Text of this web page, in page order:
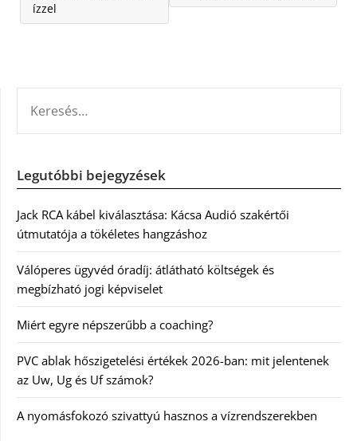
ízzel
Legutóbbi bejegyzések
Jack RCA kábel kiválasztása: Kácsa Audió szakértői
útmutatója a tökéletes hangzáshoz
Válóperes ügyvéd óradíj: átlátható költségek és
megbízható jogi képviselet
Miért egyre népszerűbb a coaching?
PVC ablak hőszigetelési értékek 2026-ban: mit jelentenek
az Uw, Ug és Uf számok?
A nyomásfokozó szivattyú hasznos a vízrendszerekben